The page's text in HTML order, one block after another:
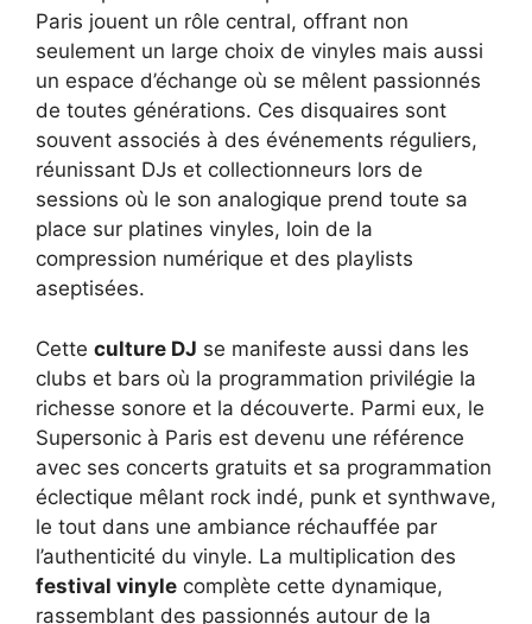
Paris jouent un rôle central, offrant non
seulement un large choix de vinyles mais aussi
un espace d’échange où se mêlent passionnés
de toutes générations. Ces disquaires sont
souvent associés à des événements réguliers,
réunissant DJs et collectionneurs lors de
sessions où le son analogique prend toute sa
place sur platines vinyles, loin de la
compression numérique et des playlists
aseptisées.
Cette culture DJ se manifeste aussi dans les
clubs et bars où la programmation privilégie la
richesse sonore et la découverte. Parmi eux, le
Supersonic à Paris est devenu une référence
avec ses concerts gratuits et sa programmation
éclectique mêlant rock indé, punk et synthwave,
le tout dans une ambiance réchauffée par
l’authenticité du vinyle. La multiplication des
festival vinyle complète cette dynamique,
rassemblant des passionnés autour de la